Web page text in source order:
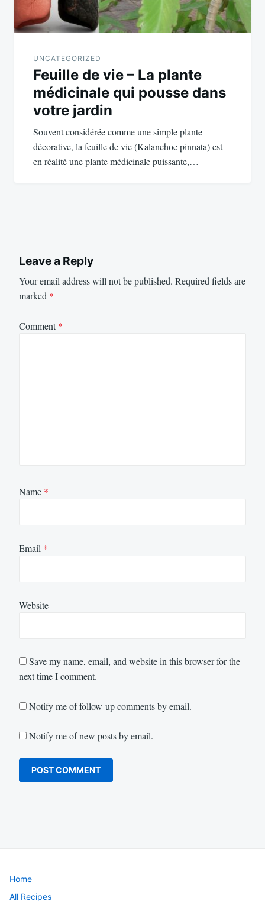
UNCATEGORIZED
Feuille de vie – La plante
médicinale qui pousse dans
votre jardin
Souvent considérée comme une simple plante
décorative, la feuille de vie (Kalanchoe pinnata) est
en réalité une plante médicinale puissante,…
Leave a Reply
Your email address will not be published. Required fields are
marked *
Comment*
Name *
Email *
Website
Save my name, email, and website in this browser for the
next time I comment.
Notify me of follow-up comments by email.
Notify me of new posts by email.
Home
All Recipes